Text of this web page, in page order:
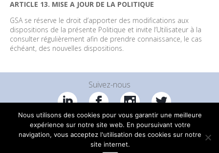
ARTICLE 13. MISE A JOUR DE LA POLITIQUE
GSA se réserve le droit d’apporter des modifications aux
dispositions de la présente Politique et invite l’Utilisateur à la
consulter régulièrement afin de prendre connaissance, le cas
échéant, des nouvelles dispositions.
Suivez-nous
Copyright ©2019 GSA. Tous droits réservés
MENTIONS LÉGALES
GROUPE CONTACT
Nous utilisons des cookies pour vous garantir une meilleure
expérience sur notre site web. En poursuivant votre
navigation, vous acceptez l'utilisation des cookies sur notre
site internet.